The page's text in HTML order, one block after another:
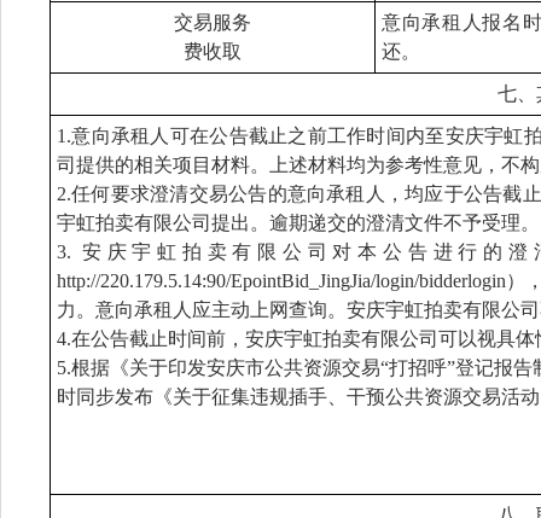
交易服务
费收取
意向承租人报名
还。
七、
1.意向承租人可在公告截止之前工作时间内至安庆宇虹
司提供的相关项目材料。上述材料均为参考性意见，不
2.任何要求澄清交易公告的意向承租人，均应于公告截
宇虹拍卖有限公司提出。逾期递交的澄清文件不予受理。
3. 安庆宇虹拍卖有限公司对本公告进行的
http://220.179.5.14:90/EpointBid_JingJia/login/
力。意向承租人应主动上网查询。安庆宇虹拍卖有限公
4.在公告截止时间前，安庆宇虹拍卖有限公司可以视具
5.根据《关于印发安庆市公共资源交易“打招呼”登记报
时同步发布《关于征集违规插手、干预公共资源交易活